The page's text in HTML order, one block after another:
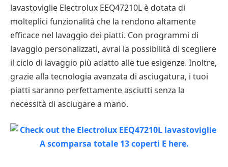
lavastoviglie Electrolux EEQ47210L è dotata di
molteplici funzionalità che la rendono altamente
efficace nel lavaggio dei piatti. Con programmi di
lavaggio personalizzati, avrai la possibilità di scegliere
il ciclo di lavaggio più adatto alle tue esigenze. Inoltre,
grazie alla tecnologia avanzata di asciugatura, i tuoi
piatti saranno perfettamente asciutti senza la
necessità di asciugare a mano.